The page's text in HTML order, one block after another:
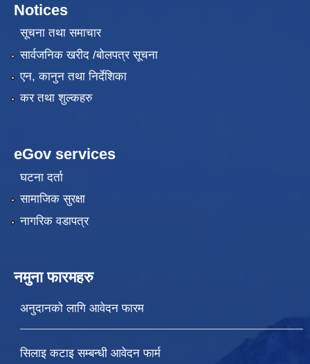
Notices
सूचना तथा समाचार
सार्वजनिक खरीद /बोलपत्र सूचना
एन, कानुन तथा निर्देशिका
कर तथा शुल्कहरु
eGov services
घटना दर्ता
सामाजिक सुरक्षा
नागरिक वडापत्र
नमुना फारमहरु
अनुदानको लागि आवेदन फारम
सिलाइ कटाइ सम्बन्धी आवेदन फार्म